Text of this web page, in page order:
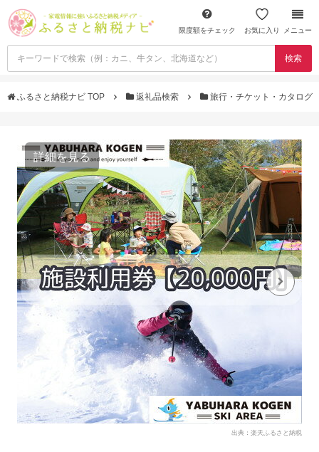
限度額をチェック お気に入り メニュー
検索
ふるさと納税ナビ TOP 返礼品検索 旅行・チケット・カタログ
詳細を見る
出典：楽天ふるさと納税